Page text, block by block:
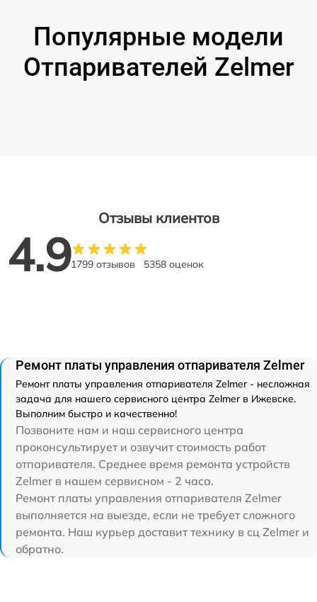
Популярные модели
Отпаривателей Zelmer
Отзывы клиентов
4.91799 отзывов 5358 оценок
Ремонт платы управления отпаривателя Zelmer
Ремонт платы управления отпаривателя Zelmer - несложная
задача для нашего сервисного центра Zelmer в Ижевске.
Выполним быстро и качественно!
Позвоните нам и наш сервисного центра
проконсультирует и озвучит стоимость работ
отпаривателя. Среднее время ремонта устройств
Zelmer в нашем сервисном - 2 часа.
Ремонт платы управления отпаривателя Zelmer
выполняется на выезде, если не требует сложного
ремонта. Наш курьер доставит технику в сц Zelmer и
обратно.